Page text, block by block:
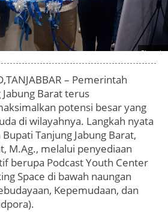
Photo by
– Pemerintah
Barat terus
potensi besar yang
di wilayahnya. Langkah nyata
Tanjung Jabung Barat,
M.Ag., melalui penyediaan
berupa Podcast Youth Center
Space di bawah naungan
Kepemudaan, dan